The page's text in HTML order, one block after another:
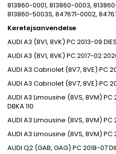
813860-0001, 813860-0003,
813860-5003S, 847671-0002,
Køretøjsanvendelse
AUDI A3 (8V1, 8VK) PC2013-09
AUDI A3 (8V1, 8VK) PC2017-02
AUDI A3 Cabriolet (8V7, 8VE) PC
AUDI A3 Cabriolet (8V7, 8VE) PC
AUDI A3 Limousine (8VS, 8VM) PC
DBKA110
AUDI A3 Limousine (8VS, 8VM) PC
AUDI A3 Limousine (8VS, 8VM) PC
AUDI Q2 (GAB, GAG) PC2018-07